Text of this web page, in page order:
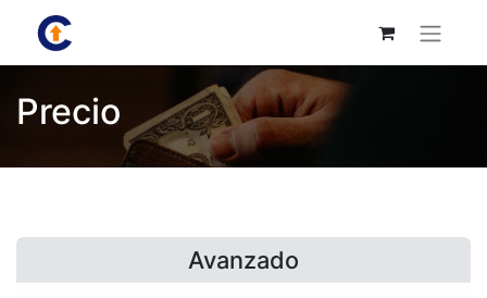
Precio
Avanzado